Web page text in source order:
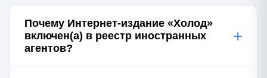
Почему Интернет-издание «Холод»
включен(а) в реестр иностранных
агентов?
+